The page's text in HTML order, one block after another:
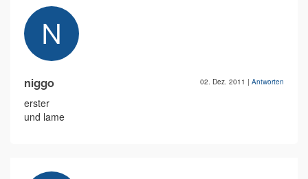
niggo 02. Dez. 2011 | Antworten
erster
und lame